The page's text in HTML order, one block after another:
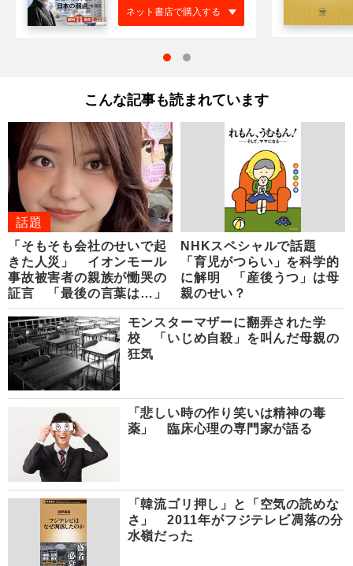
ネット書店で購入する
こんな記事も読まれています
話題
「そもそも会社のせいで起
きた人災」 イオンモール
事故被害者の親族が慟哭の
証言 「最後の言葉は…」
NHKスペシャルで話題
「育児がつらい」を科学的
に解明 「産後うつ」は母
親のせい？
モンスターマザーに翻弄された学
校 「いじめ自殺」を叫んだ母親の
狂気
「悲しい時の作り笑いは精神の毒
薬」 臨床心理の専門家が語る
「韓流ゴリ押し」と「空気の読めな
さ」 2011年がフジテレビ凋落の分
水嶺だった